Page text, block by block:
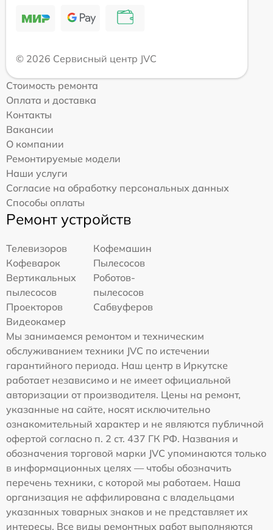
© 2026 Сервисный центр JVC
Стоимость ремонта
Оплата и доставка
Контакты
Вакансии
О компании
Ремонтируемые модели
Наши услуги
Согласие на обработку персональных данных
Способы оплаты
Ремонт устройств
Телевизоров
Кофемашин
Кофеварок
Пылесосов
Вертикальных
пылесосов
Роботов-
пылесосов
Проекторов
Сабвуферов
Видеокамер
Мы занимаемся ремонтом и техническим
обслуживанием техники JVC по истечении
гарантийного периода. Наш центр в Иркутске
работает независимо и не имеет официальной
авторизации от производителя. Цены на ремонт,
указанные на сайте, носят исключительно
ознакомительный характер и не являются публичной
офертой согласно п. 2 ст. 437 ГК РФ. Названия и
обозначения торговой марки JVC упоминаются только
в информационных целях — чтобы обозначить
перечень техники, с которой мы работаем. Наша
организация не аффилирована с владельцами
указанных товарных знаков и не представляет их
интересы. Все виды ремонтных работ выполняются